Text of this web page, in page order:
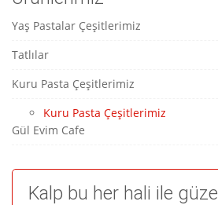
Yaş Pastalar Çeşitlerimiz
Tatlılar
Kuru Pasta Çeşitlerimiz
Kuru Pasta Çeşitlerimiz
Gül Evim Cafe
Kalp bu her hali ile güzell